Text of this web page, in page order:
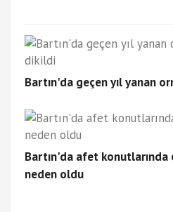
Bartın'da geçen yıl yanan
Bartın'da afet konutlarında
neden oldu